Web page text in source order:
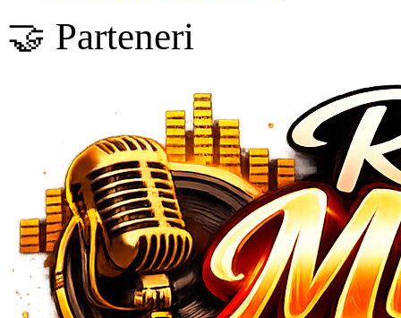
🤝 Parteneri